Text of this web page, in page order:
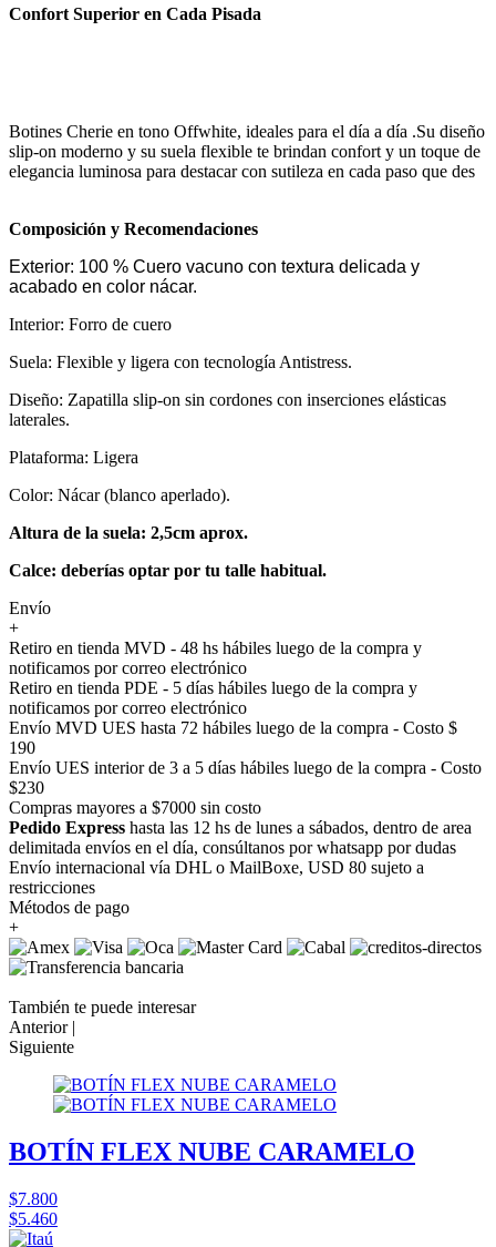
Confort Superior en Cada Pisada
Botines Cherie en tono Offwhite, ideales para el día a día .Su diseño
slip-on moderno y su suela flexible te brindan confort y un toque de
elegancia luminosa para destacar con sutileza en cada paso que des
Composición y Recomendaciones
Exterior: 100 % Cuero vacuno con textura delicada y
acabado en color nácar.
Interior: Forro de cuero
Suela: Flexible y ligera con tecnología Antistress.
Diseño: Zapatilla slip-on sin cordones con inserciones elásticas
laterales.
Plataforma: Ligera
Color: Nácar (blanco aperlado).
Altura de la suela: 2,5cm aprox.
Calce: deberías optar por tu talle habitual.
Envío
+
Retiro en tienda MVD - 48 hs hábiles luego de la compra y
notificamos por correo electrónico
Retiro en tienda PDE - 5 días hábiles luego de la compra y
notificamos por correo electrónico
Envío MVD UES hasta 72 hábiles luego de la compra - Costo $
190
Envío UES interior de 3 a 5 días hábiles luego de la compra - Costo
$230
Compras mayores a $7000 sin costo
Pedido Express hasta las 12 hs de lunes a sábados, dentro de area
delimitada envíos en el día, consúltanos por whatsapp por dudas
Envío internacional vía DHL o MailBoxe, USD 80 sujeto a
restricciones
Métodos de pago
+
También te puede interesar
Anterior |
Siguiente
BOTÍN FLEX NUBE CARAMELO
$7.800
$5.460